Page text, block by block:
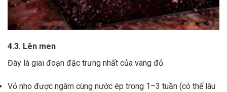
4.3. Lên men
Đây là giai đoạn đặc trưng nhất của vang đỏ.
Vỏ nho được ngâm cùng nước ép trong 1–3 tuần (có thể lâu